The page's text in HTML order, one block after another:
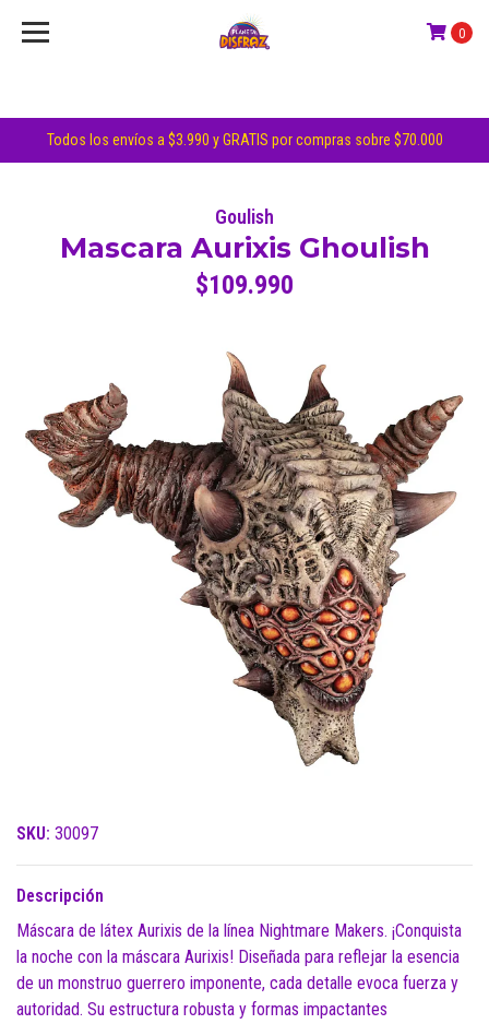
Todos los envíos a $3.990 y GRATIS por compras sobre $70.000
0
Goulish
Mascara Aurixis Ghoulish
$109.990
SKU: 30097
Descripción
Máscara de látex Aurixis de la línea Nightmare Makers. ¡Conquista
la noche con la máscara Aurixis! Diseñada para reflejar la esencia
de un monstruo guerrero imponente, cada detalle evoca fuerza y
autoridad. Su estructura robusta y formas impactantes